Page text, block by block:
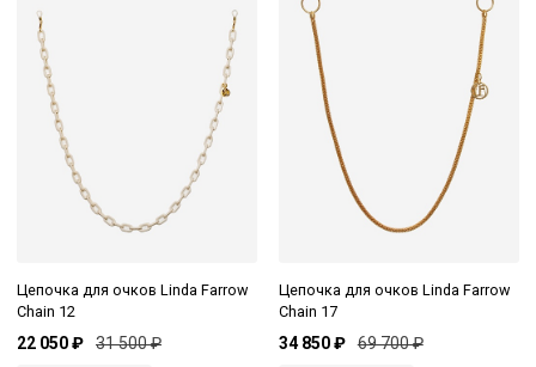
Цепочка для очков Linda Farrow
Chain 12
22 050 ₽ 31 500 ₽
Цепочка для очков Linda Farrow
Chain 17
34 850 ₽ 69 700 ₽